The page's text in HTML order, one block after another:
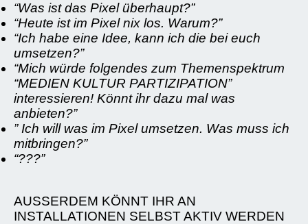
“Was ist das Pixel überhaupt?”
“Heute ist im Pixel nix los. Warum?”
“Ich habe eine Idee, kann ich die bei euch
umsetzen?”
“Mich würde folgendes zum Themenspektrum
“MEDIEN KULTUR PARTIZIPATION”
interessieren! Könnt ihr dazu mal was
anbieten?”
” Ich will was im Pixel umsetzen. Was muss ich
mitbringen?”
“???”
AUSSERDEM KÖNNT IHR AN
INSTALLATIONEN SELBST AKTIV WERDEN